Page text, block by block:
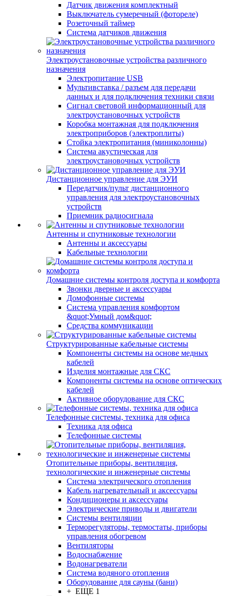
Датчик движения комплектный
Выключатель сумеречный (фотореле)
Розеточный таймер
Система датчиков движения
Электроустановочные устройства различного
назначения
Электропитание USB
Мультивставка / разъем для передачи
данных и для подключения техники связи
Сигнал световой информационный для
электроустановочных устройств
Коробка монтажная для подключения
электроприборов (электроплиты)
Стойка электропитания (миниколонны)
Система акустическая для
электроустановочных устройств
Дистанционное управление для ЭУИ
Передатчик/пульт дистанционного
управления для электроустановочных
устройств
Приемник радиосигнала
Антенны и спутниковые технологии
Антенны и аксессуары
Кабельные технологии
Домашние системы контроля доступа и комфорта
Звонки дверные и аксессуары
Домофонные системы
Система управления комфортом
&quot;Умный дом&quot;
Средства коммуникации
Структурированные кабельные системы
Компоненты системы на основе медных
кабелей
Изделия монтажные для СКС
Компоненты системы на основе оптических
кабелей
Активное оборудование для СКС
Телефонные системы, техника для офиса
Техника для офиса
Телефонные системы
Отопительные приборы, вентиляция,
технологические и инженерные системы
Система электрического отопления
Кабель нагревательный и аксессуары
Кондиционеры и аксессуары
Электрические приводы и двигатели
Системы вентиляции
Терморегуляторы, термостаты, приборы
управления обогревом
Вентиляторы
Водоснабжение
Водонагреватели
Система водяного отопления
Оборудование для сауны (бани)
+ ЕЩЕ 1